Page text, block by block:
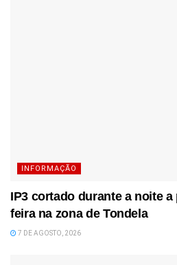
INFORMAÇÃO
IP3 cortado durante a noite
feira na zona de Tondela
7 DE AGOSTO, 2026